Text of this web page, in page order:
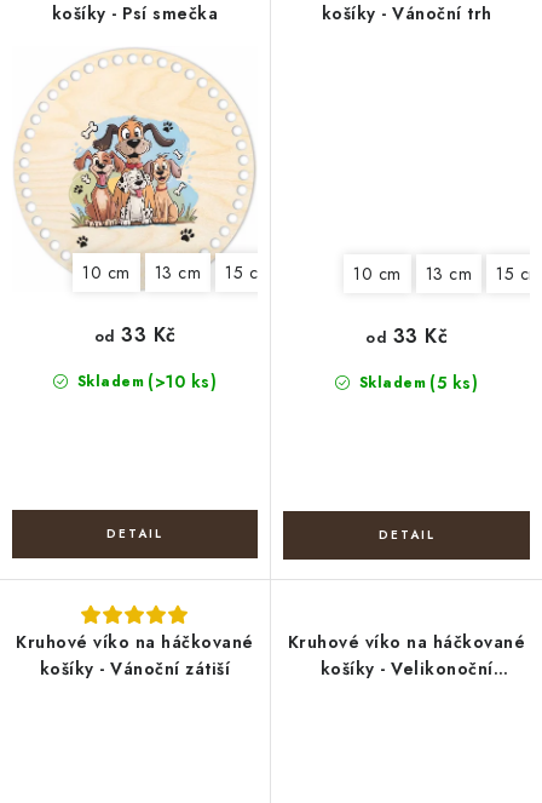
košíky - Psí smečka
10 cm 13 cm 15 cm 20 cm 22 cm 25
Skladem (>10 ks)
od 33 Kč
košíky - Vánoční trh
10 cm 13 cm 15 cm
Skladem (5 ks)
od 33 Kč
Kruhové víko na háčkované
košíky - Vánoční zátiší
Kruhové víko na háčkované
košíky - Velikonoční